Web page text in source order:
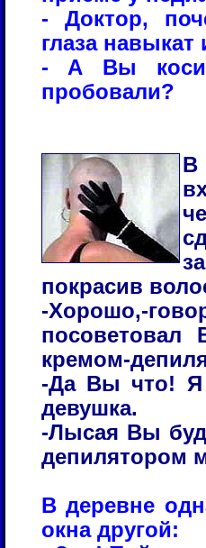
- Доктор,
глаза
- А Вы
пробовали?
В
покрасив
-Хорошо,-
посоветовал
кремом-
-Да Вы что! Я
девушка.
-Лысая Вы
депилятором
В деревне
окна другой: